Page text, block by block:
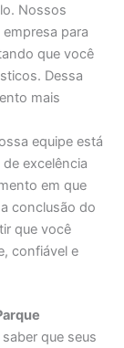
Nossos
para
que você
Dessa
mais
equipe está
excelência
em que
conclusão do
que você
confiável e
que seus